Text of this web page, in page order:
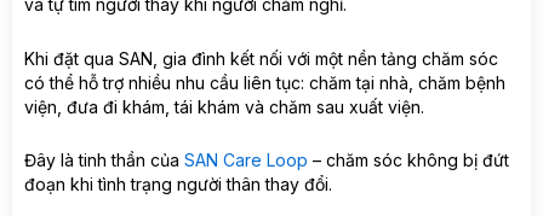
và tự tìm người thay khi người chăm nghỉ.
Khi đặt qua SAN, gia đình kết nối với một nền tảng chăm sóc
có thể hỗ trợ nhiều nhu cầu liên tục: chăm tại nhà, chăm bệnh
viện, đưa đi khám, tái khám và chăm sau xuất viện.
Đây là tinh thần của SAN Care Loop – chăm sóc không bị đứt
đoạn khi tình trạng người thân thay đổi.